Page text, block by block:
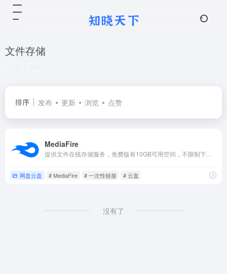
文件存储
排序 发布 更新 浏览 点赞
MediaFire
网盘云盘 # MediaFire # 一次性链接 # 云盘
没有了